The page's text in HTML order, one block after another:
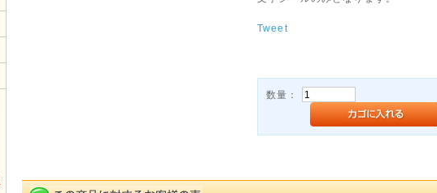
Tweet
数量：